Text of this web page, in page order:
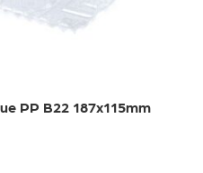
PP B22 187x115mm